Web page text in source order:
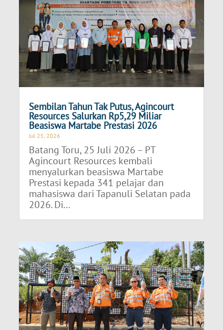
Sembilan Tahun Tak Putus, Agincourt
Resources Salurkan Rp5,29 Miliar
Beasiswa Martabe Prestasi 2026
Jul 25, 2026
Batang Toru, 25 Juli 2026 – PT
Agincourt Resources kembali
menyalurkan beasiswa Martabe
Prestasi kepada 341 pelajar dan
mahasiswa dari Tapanuli Selatan pada
2026. Di...